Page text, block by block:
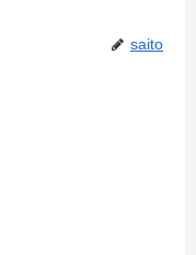
saito